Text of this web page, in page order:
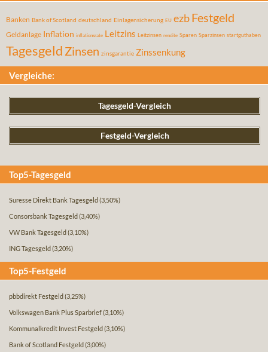
Banken Bank of Scotland deutschland Einlagensicherung EU ezbFestgeld
Geldanlage Inflation inflationsrate Leitzins Leitzinsen rendite Sparen Sparzinsen startguthaben
Tagesgeld Zinsen zinsgarantie Zinssenkung
Vergleiche:
Tagesgeld-Vergleich
Festgeld-Vergleich
Top5-Tagesgeld
Suresse Direkt Bank Tagesgeld (3,50%)
Consorsbank Tagesgeld (3,40%)
VW Bank Tagesgeld (3,10%)
ING Tagesgeld (3,20%)
Top5-Festgeld
pbbdirekt Festgeld (3,25%)
Volkswagen Bank Plus Sparbrief(3,10%)
Kommunalkredit Invest Festgeld (3,10%)
Bank of Scotland Festgeld (3,00%)